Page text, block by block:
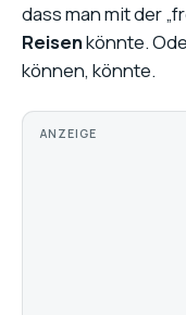
dass man mit der
Reisenkönnte.
können, könnte.
ANZEIGE